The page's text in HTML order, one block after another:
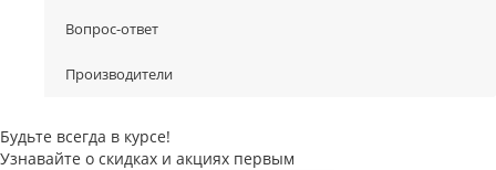
Вопрос-ответ
Производители
Будьте всегда в курсе!
Узнавайте о скидках и акциях первым